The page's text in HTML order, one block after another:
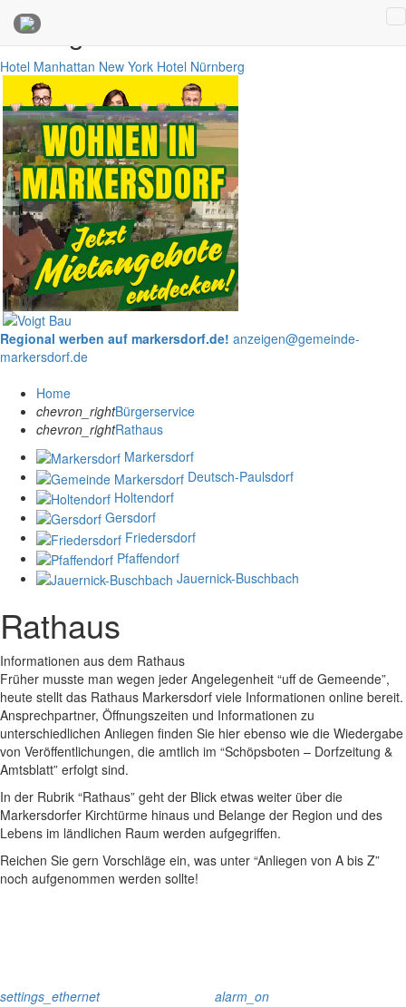
Anzeigen
Hotel Manhattan New York Hotel Nürnberg
Regional werben auf markersdorf.de! anzeigen@gemeinde-
markersdorf.de
Home
chevron_rightBürgerservice
chevron_rightRathaus
Markersdorf
Deutsch-Paulsdorf
Holtendorf
Gersdorf
Friedersdorf
Pfaffendorf
Jauernick-Buschbach
Rathaus
Informationen aus dem Rathaus
Früher musste man wegen jeder Angelegenheit “uff de Gemeende”,
heute stellt das Rathaus Markersdorf viele Informationen online bereit.
Ansprechpartner, Öffnungszeiten und Informationen zu
unterschiedlichen Anliegen finden Sie hier ebenso wie die Wiedergabe
von Veröffentlichungen, die amtlich im “Schöpsboten – Dorfzeitung &
Amtsblatt” erfolgt sind.
In der Rubrik “Rathaus” geht der Blick etwas weiter über die
Markersdorfer Kirchtürme hinaus und Belange der Region und des
Lebens im ländlichen Raum werden aufgegriffen.
Reichen Sie gern Vorschläge ein, was unter “Anliegen von A bis Z”
noch aufgenommen werden sollte!
settings_ethernet alarm_on